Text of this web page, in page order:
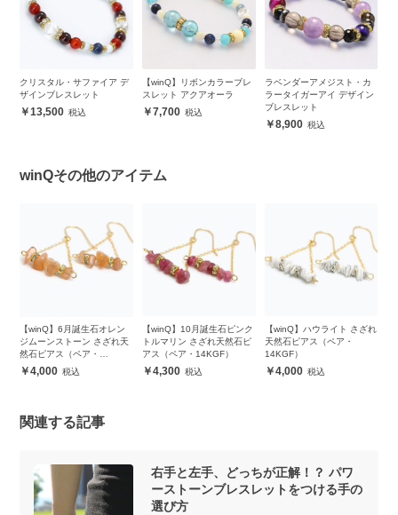
クリスタル・サファイア デ
ザインブレスレット
13,500
【winQ】リボンカラーブレ
スレット アクアオーラ
7,700
ラベンダーアメジスト・カ
ラータイガーアイ デザイン
ブレスレット
8,900
winQその他のアイテム
【winQ】6月誕生石オレン
ジムーンストーン さざれ天
然石ピアス（ペア・
14KGF）
4,000
【winQ】10月誕生石ピンク
トルマリン さざれ天然石ピ
アス（ペア・14KGF）
4,300
【winQ】ハウライト さざれ
天然石ピアス（ペア・
14KGF）
4,000
関連する記事
右手と左手、どっちが正解！？ パワ
ーストーンブレスレットをつける手の
選び方